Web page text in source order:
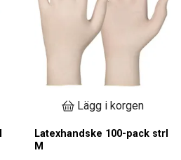
Lägg i korgen
Latexhandske 100-pack strl
M